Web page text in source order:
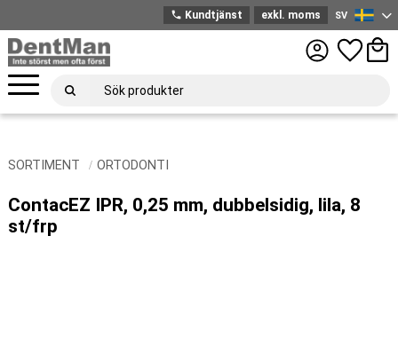
Meny
phone Kundtjänst exkl. moms
Svenska
SV
Favoriter
SORTIMENT ORTODONTI
ContacEZ IPR, 0,25 mm, dubbelsidig, lila, 8
st/frp